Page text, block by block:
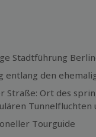
Stadtführung
entlang den
Straße: Ort des
Tourguide